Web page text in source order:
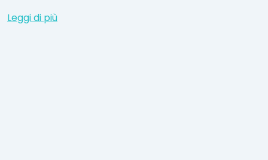
Leggi di più